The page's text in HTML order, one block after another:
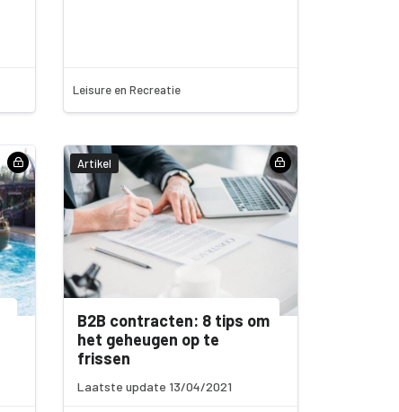
Leisure en Recreatie
Artikel
B2B contracten: 8 tips om
het geheugen op te
frissen
Laatste update 13/04/2021